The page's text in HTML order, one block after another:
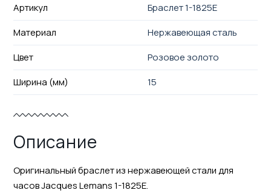
Артикул
Браслет 1-1825E
Материал
Нержавеющая сталь
Цвет
Розовое золото
Ширина (мм)
15
Описание
Оригинальный браслет из нержавеющей стали для
часов Jacques Lemans 1-1825E.